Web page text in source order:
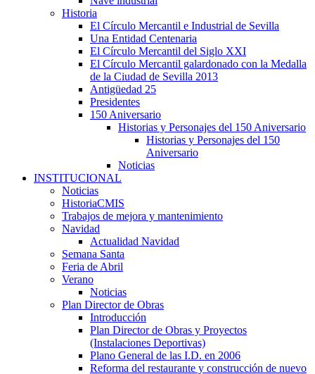
Historia
El Círculo Mercantil e Industrial de Sevilla
Una Entidad Centenaria
El Círculo Mercantil del Siglo XXI
El Círculo Mercantil galardonado con la Medalla
de la Ciudad de Sevilla 2013
Antigüedad 25
Presidentes
150 Aniversario
Historias y Personajes del 150 Aniversario
Historias y Personajes del 150
Aniversario
Noticias
INSTITUCIONAL
Noticias
HistoriaCMIS
Trabajos de mejora y mantenimiento
Navidad
Actualidad Navidad
Semana Santa
Feria de Abril
Verano
Noticias
Plan Director de Obras
Introducción
Plan Director de Obras y Proyectos
(Instalaciones Deportivas)
Plano General de las I.D. en 2006
Reforma del restaurante y construcción de nuevo